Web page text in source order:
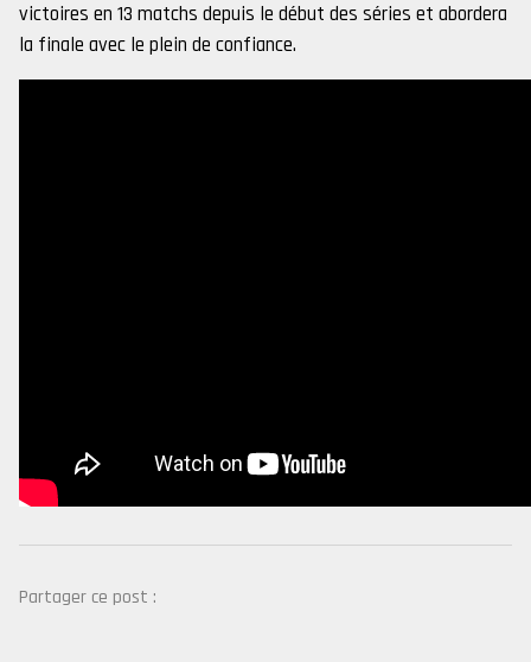
victoires en 13 matchs depuis le début des séries et abordera
la finale avec le plein de confiance.
Partager ce post :